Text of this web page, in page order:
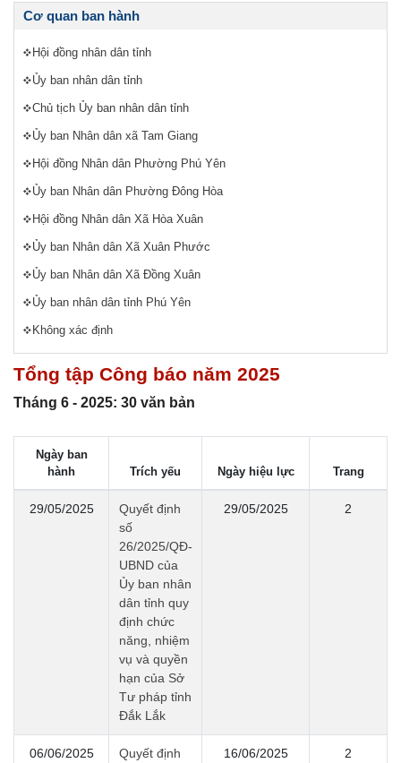
Cơ quan ban hành
Hội đồng nhân dân tỉnh
Ủy ban nhân dân tỉnh
Chủ tịch Ủy ban nhân dân tỉnh
Ủy ban Nhân dân xã Tam Giang
Hội đồng Nhân dân Phường Phú Yên
Ủy ban Nhân dân Phường Đông Hòa
Hội đồng Nhân dân Xã Hòa Xuân
Ủy ban Nhân dân Xã Xuân Phước
Ủy ban Nhân dân Xã Đồng Xuân
Ủy ban nhân dân tỉnh Phú Yên
Không xác định
Tổng tập Công báo năm 2025
Tháng 6 - 2025: 30 văn bản
Ngày ban
hành
Trích yếu Ngày hiệu lực Trang
29/05/2025
Quyết định
số
26/2025/QĐ-
UBND của
Ủy ban nhân
dân tỉnh quy
định chức
năng, nhiệm
vụ và quyền
hạn của Sở
Tư pháp tỉnh
Đắk Lắk
29/05/2025 2
06/06/2025
Quyết định
16/06/2025 2